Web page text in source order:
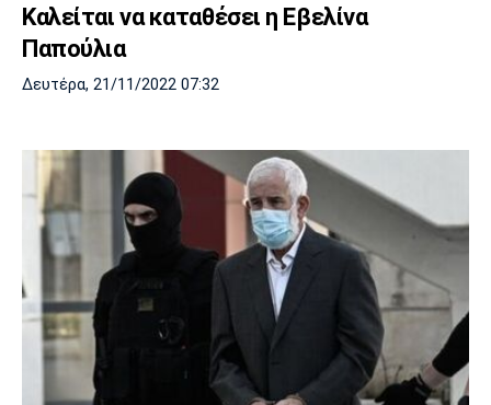
Καλείται να καταθέσει η Εβελίνα
Παπούλια
Δευτέρα, 21/11/2022 07:32